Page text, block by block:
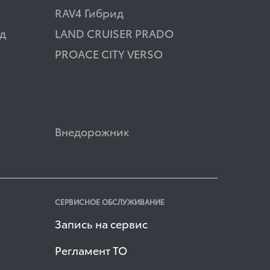
RAV4 Гибрид
LAND CRUISER PRADO
PROACE CITY VERSO
Внедорожник
СЕРВИСНОЕ ОБСЛУЖИВАНИЕ
Запись на сервис
Регламент ТО